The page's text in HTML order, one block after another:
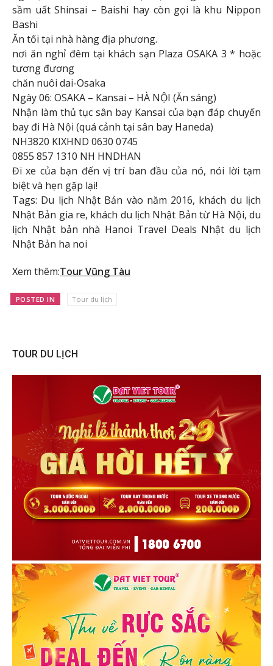
sầm uất Shinsai – Baishi hay còn gọi là khu Nippon
Bashi
Ăn tối tại nhà hàng địa phương.
nơi ăn nghỉ đêm tại khách sạn Plaza OSAKA 3 * hoặc
tương đương
chăn nuôi dai-Osaka
Ngày 06: OSAKA – Kansai – HÀ NỘI (Ăn sáng)
Nhận làm thủ tục sân bay Kansai của bạn đáp chuyến
bay đi Hà Nội (quá cảnh tại sân bay Haneda)
NH3820 KIXHND 0630 0745
0855 857 1310 NH HNDHAN
Đi xe của bạn đến vị trí ban đầu của nó, nói lời tạm
biệt và hẹn gặp lại!
Tags: Du lịch Nhật Bản vào năm 2016, khách du lịch
Nhật Bản gia re, khách du lịch Nhật Bản từ Hà Nội, du
lịch Nhật bản nhà Hanoi Travel Deals Nhật du lịch
Nhật Bản ha noi
Xem thêm:Tour Vũng Tàu
POSTED IN Tour du lịch
TOUR DU LỊCH